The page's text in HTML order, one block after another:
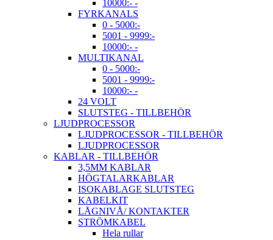
10000:- -
FYRKANALS
0 - 5000:-
5001 - 9999:-
10000:- -
MULTIKANAL
0 - 5000:-
5001 - 9999:-
10000:- -
24 VOLT
SLUTSTEG - TILLBEHÖR
LJUDPROCESSOR
LJUDPROCESSOR - TILLBEHÖR
LJUDPROCESSOR
KABLAR - TILLBEHÖR
3,5MM KABLAR
HÖGTALARKABLAR
ISOKABLAGE SLUTSTEG
KABELKIT
LÅGNIVÅ/ KONTAKTER
STRÖMKABEL
Hela rullar